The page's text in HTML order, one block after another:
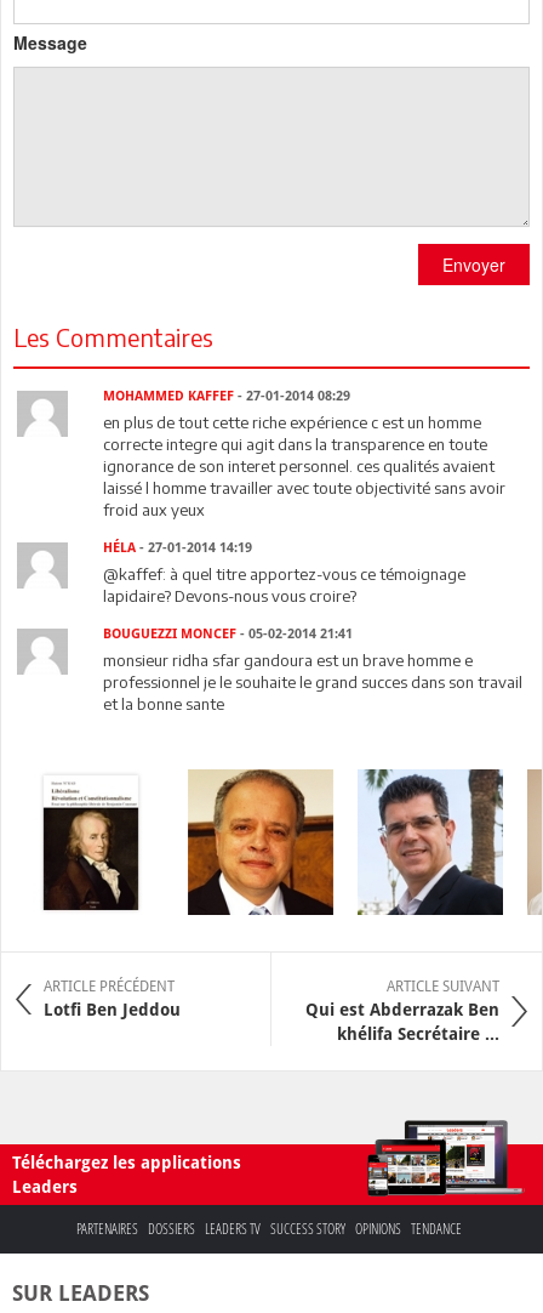
Message
Envoyer
Les Commentaires
MOHAMMED KAFFEF- 27-01-2014 08:29
en plus de tout cette riche expérience c est un homme
correcte integre qui agit dans la transparence en toute
ignorance de son interet personnel. ces qualités avaient
laissé l homme travailler avec toute objectivité sans avoir
froid aux yeux
HÉLA - 27-01-2014 14:19
@kaffef: à quel titre apportez-vous ce témoignage
lapidaire? Devons-nous vous croire?
BOUGUEZZI MONCEF - 05-02-2014 21:41
monsieur ridha sfar gandoura est un brave homme e
professionnel je le souhaite le grand succes dans son travail
et la bonne sante
ARTICLE PRÉCÉDENT
Lotfi Ben Jeddou
ARTICLE SUIVANT
Qui est Abderrazak Ben
khélifa Secrétaire ...
Téléchargez les applications
Leaders
PARTENAIRES DOSSIERS LEADERS TV SUCCESS STORY OPINIONS TENDANCE
SUR LEADERS